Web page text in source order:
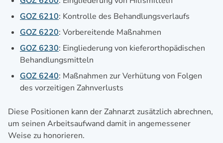
GOZ 6210: Kontrolle des Behandlungsverlaufs
GOZ 6220: Vorbereitende Maßnahmen
GOZ 6230: Eingliederung von kieferorthopädischen
Behandlungsmitteln
GOZ 6240: Maßnahmen zur Verhütung von Folgen
des vorzeitigen Zahnverlusts
Diese Positionen kann der Zahnarzt zusätzlich abrechnen,
um seinen Arbeitsaufwand damit in angemessener
Weise zu honorieren.